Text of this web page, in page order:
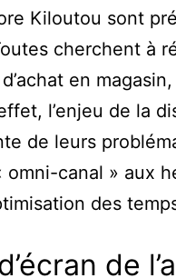
Kiloutou sont
cherchent à
en
l’enjeu de la
de leurs
omni-canal » aux
des
de